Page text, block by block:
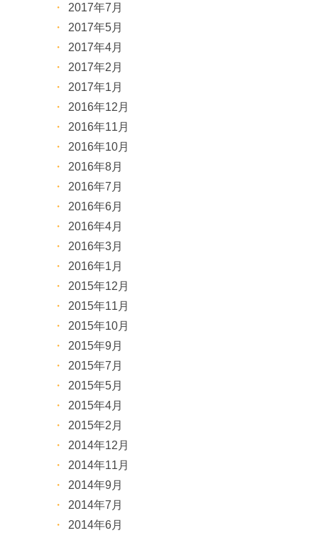
2017年7月
2017年5月
2017年4月
2017年2月
2017年1月
2016年12月
2016年11月
2016年10月
2016年8月
2016年7月
2016年6月
2016年4月
2016年3月
2016年1月
2015年12月
2015年11月
2015年10月
2015年9月
2015年7月
2015年5月
2015年4月
2015年2月
2014年12月
2014年11月
2014年9月
2014年7月
2014年6月